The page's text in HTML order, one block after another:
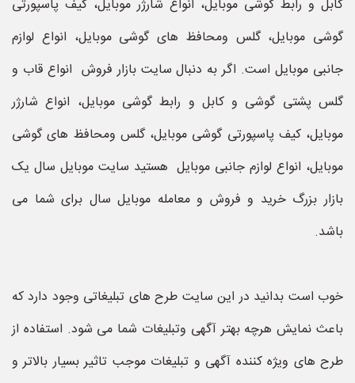
کابل و رابط گوشی موبایل، انواع شارژر موبایل، کیف پاسپورتی
گوشی موبایل، گلس ومحافظ های گوشی موبایل، انواع لوازم
جانبی موبایل است. اگر به دنبال سایت بازار فروش انواع قاب و
گلس پشتی گوشی و کابل و رابط گوشی موبایل، انواع شارژر
موبایل، کیف پاسپورتی گوشی موبایل، گلس ومحافظ های گوشی
موبایل، انواع لوازم جانبی موبایل هستید سایت موبایل سال یک
بازار بزرگ خرید و فروش و معامله موبایل سال برای شما می
باشد.
خوب است بدانید در این سایت طرح های تبلیغاتی وجود دارد که
باعث نمایش هرچه بهتر آگهی وتبلیغات شما می شود. استفاده از
طرح های ویژه کننده آگهی و تبلیغات موجب تاثیر بسیار بالاتر و